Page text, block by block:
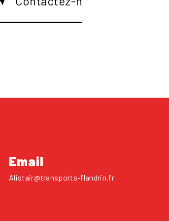
Email
alistair@transports-flandrin.fr